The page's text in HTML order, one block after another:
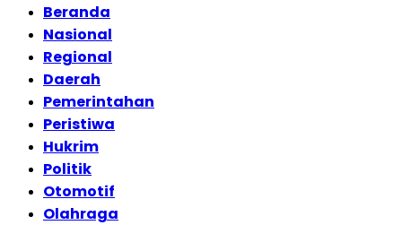
Beranda
Nasional
Regional
Daerah
Pemerintahan
Peristiwa
Hukrim
Politik
Otomotif
Olahraga